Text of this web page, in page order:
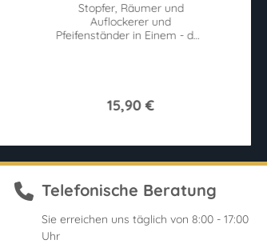
Stopfer, Räumer und
Auflockerer und
Pfeifenständer in Einem - das
15,90 €
Telefonische Beratung
Sie erreichen uns täglich von 8:00 - 17:00
Uhr